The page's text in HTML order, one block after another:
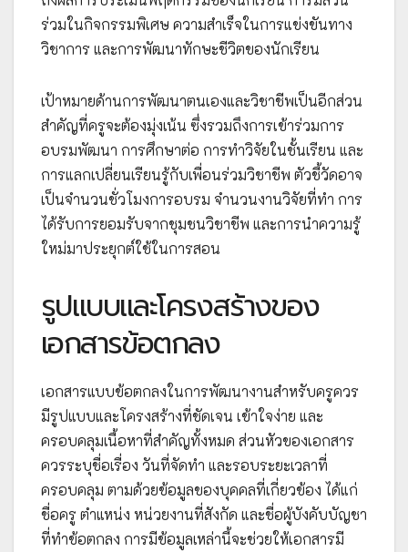
ร่วมในกิจกรรมพิเศษ ความสำเร็จในการแข่งขันทาง
วิชาการ และการพัฒนาทักษะชีวิตของนักเรียน
เป้าหมายด้านการพัฒนาตนเองและวิชาชีพเป็นอีกส่วน
สำคัญที่ครูจะต้องมุ่งเน้น ซึ่งรวมถึงการเข้าร่วมการ
อบรมพัฒนา การศึกษาต่อ การทำวิจัยในชั้นเรียน และ
การแลกเปลี่ยนเรียนรู้กับเพื่อนร่วมวิชาชีพ ตัวชี้วัดอาจ
เป็นจำนวนชั่วโมงการอบรม จำนวนงานวิจัยที่ทำ การ
ได้รับการยอมรับจากชุมชนวิชาชีพ และการนำความรู้
ใหม่มาประยุกต์ใช้ในการสอน
รูปแบบและโครงสร้างของ
เอกสารข้อตกลง
เอกสารแบบข้อตกลงในการพัฒนางานสำหรับครูควร
มีรูปแบบและโครงสร้างที่ชัดเจน เข้าใจง่าย และ
ครอบคลุมเนื้อหาที่สำคัญทั้งหมด ส่วนหัวของเอกสาร
ควรระบุชื่อเรื่อง วันที่จัดทำ และรอบระยะเวลาที่
ครอบคลุม ตามด้วยข้อมูลของบุคคลที่เกี่ยวข้อง ได้แก่
ชื่อครู ตำแหน่ง หน่วยงานที่สังกัด และชื่อผู้บังคับบัญชา
ที่ทำข้อตกลง การมีข้อมูลเหล่านี้จะช่วยให้เอกสารมี